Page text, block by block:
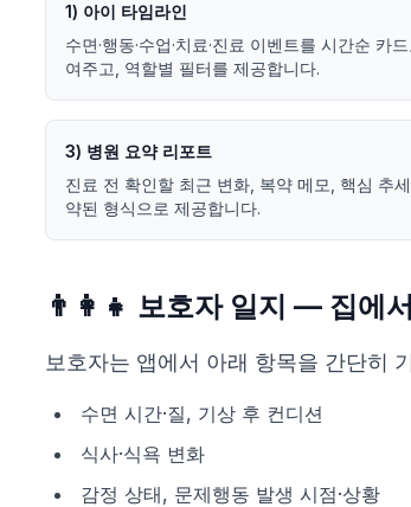
1) 아이 타임라인
수면·행동·수업·치료·진료 이벤트를 시간순 카
여주고, 역할별 필터를 제공합니다.
3) 병원 요약 리포트
진료 전 확인할 최근 변화, 복약 메모, 핵심 추
약된 형식으로 제공합니다.
👨‍👩‍👧 보호자 일지 — 집에
보호자는 앱에서 아래 항목을 간단히
수면 시간·질, 기상 후 컨디션
식사·식욕 변화
감정 상태, 문제행동 발생 시점·상황